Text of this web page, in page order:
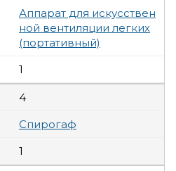
Аппарат для искусствен
ной вентиляции легких
(портативный)
1
4
Спирогаф
1